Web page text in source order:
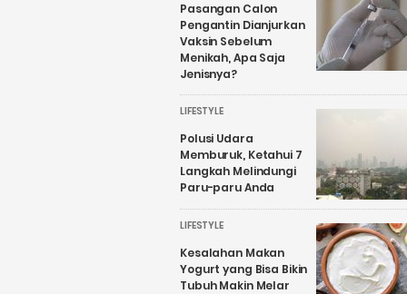
Pasangan Calon
Pengantin Dianjurkan
Vaksin Sebelum
Menikah, Apa Saja
Jenisnya?
LIFESTYLE
Polusi Udara
Memburuk, Ketahui 7
Langkah Melindungi
Paru-paru Anda
LIFESTYLE
Kesalahan Makan
Yogurt yang Bisa Bikin
Tubuh Makin Melar